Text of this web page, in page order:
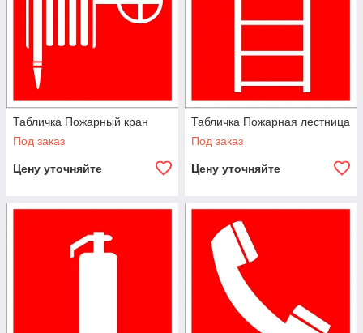
Табличка Пожарный кран
Под заказ
Цену уточняйте
Табличка Пожарная лестница
Под заказ
Цену уточняйте